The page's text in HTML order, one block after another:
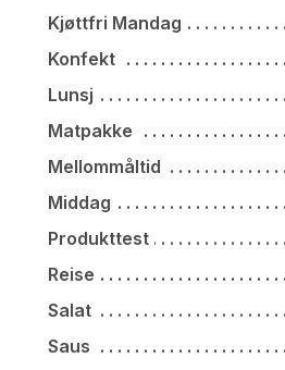
Kjøttfri Mandag
Konfekt
Lunsj
Matpakke
Mellommåltid
Middag
Produkttest
Reise
Salat
Saus